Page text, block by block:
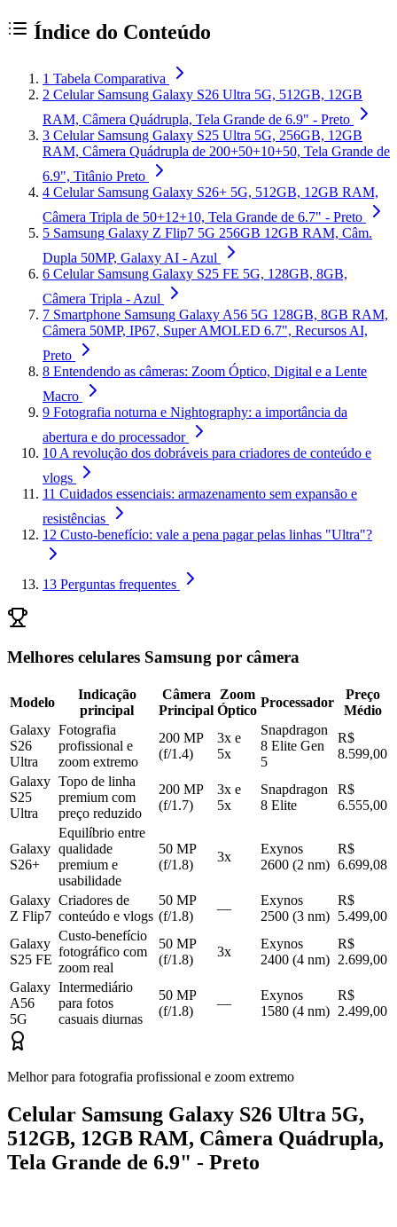
Índice do Conteúdo
1 Tabela Comparativa
2 Celular Samsung Galaxy S26 Ultra 5G, 512GB, 12GB
RAM, Câmera Quádrupla, Tela Grande de 6.9" - Preto
3 Celular Samsung Galaxy S25 Ultra 5G, 256GB, 12GB
RAM, Câmera Quádrupla de 200+50+10+50, Tela Grande de
6.9", Titânio Preto
4 Celular Samsung Galaxy S26+ 5G, 512GB, 12GB RAM,
Câmera Tripla de 50+12+10, Tela Grande de 6.7" - Preto
5 Samsung Galaxy Z Flip7 5G 256GB 12GB RAM, Câm.
Dupla 50MP, Galaxy AI - Azul
6 Celular Samsung Galaxy S25 FE 5G, 128GB, 8GB,
Câmera Tripla - Azul
7 Smartphone Samsung Galaxy A56 5G 128GB, 8GB RAM,
Câmera 50MP, IP67, Super AMOLED 6.7", Recursos AI,
Preto
8 Entendendo as câmeras: Zoom Óptico, Digital e a Lente
Macro
9 Fotografia noturna e Nightography: a importância da
abertura e do processador
10 A revolução dos dobráveis para criadores de conteúdo e
vlogs
11 Cuidados essenciais: armazenamento sem expansão e
resistências
12 Custo-benefício: vale a pena pagar pelas linhas "Ultra"?
13 Perguntas frequentes
Melhores celulares Samsung por câmera
Modelo
Indicação
principal
Câmera
Principal
Zoom
Óptico
Processador
Preço
Médio
Galaxy
S26
Ultra
Fotografia
profissional e
zoom extremo
200 MP
(f/1.4)
3x e
5x
Snapdragon
8 Elite Gen
5
R$
8.599,00
Galaxy
S25
Ultra
Topo de linha
premium com
preço reduzido
200 MP
(f/1.7)
3x e
5x
Snapdragon
8 Elite
R$
6.555,00
Galaxy
S26+
Equilíbrio entre
qualidade
premium e
usabilidade
50 MP
(f/1.8)
3x
Exynos
2600 (2 nm)
R$
6.699,08
Galaxy
Z Flip7
Criadores de
conteúdo e vlogs
50 MP
(f/1.8)
—
Exynos
2500 (3 nm)
R$
5.499,00
Galaxy
S25 FE
Custo-benefício
fotográfico com
zoom real
50 MP
(f/1.8)
3x
Exynos
2400 (4 nm)
R$
2.699,00
Galaxy
A56
5G
Intermediário
para fotos
casuais diurnas
50 MP
(f/1.8)
—
Exynos
1580 (4 nm)
R$
2.499,00
Melhor para fotografia profissional e zoom extremo
Celular Samsung Galaxy S26 Ultra 5G,
512GB, 12GB RAM, Câmera Quádrupla,
Tela Grande de 6.9" - Preto